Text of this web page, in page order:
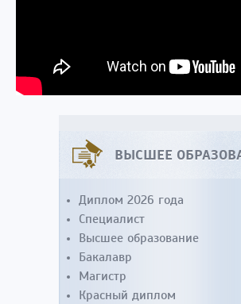
ВЫСШЕЕ
Диплом 2026 года
Специалист
Высшее образование
Бакалавр
Магистр
Красный диплом